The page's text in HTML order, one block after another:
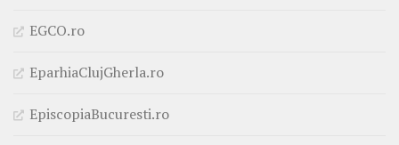
EGCO.ro
EparhiaClujGherla.ro
EpiscopiaBucuresti.ro